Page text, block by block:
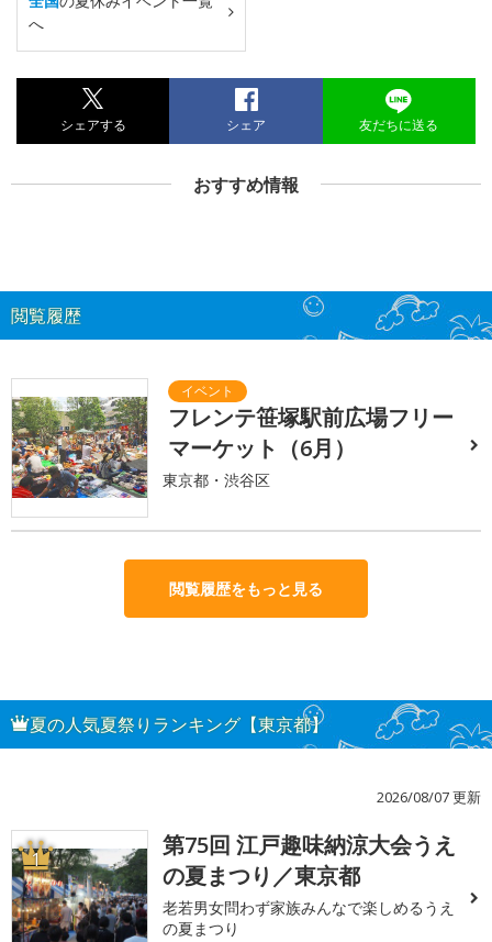
へ
シェアする シェア 友だちに送る
おすすめ情報
閲覧履歴
フレンテ笹塚駅前広場フリー
マーケット（6月）
東京都・渋谷区
閲覧履歴をもっと見る
夏の人気夏祭りランキング【東京都】
2026/08/07 更新
1
第75回 江戸趣味納涼大会うえ
の夏まつり／東京都
老若男女問わず家族みんなで楽しめるうえ
の夏まつり